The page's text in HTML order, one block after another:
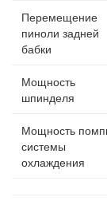
Перемещение
пиноли задней
бабки
Мощность
шпинделя
Мощность
системы
охлаждения